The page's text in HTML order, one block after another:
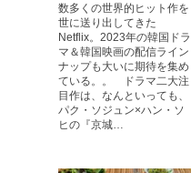
数多くの世界的ヒット作を
世に送り出してきた
Netflix。2023年の韓国ドラ
マ＆韓国映画の配信ライン
ナップも大いに期待を集め
ている。。 ドラマ二大注
目作は、なんといっても、
パク・ソジュン×ハン・ソ
ヒの『京城…